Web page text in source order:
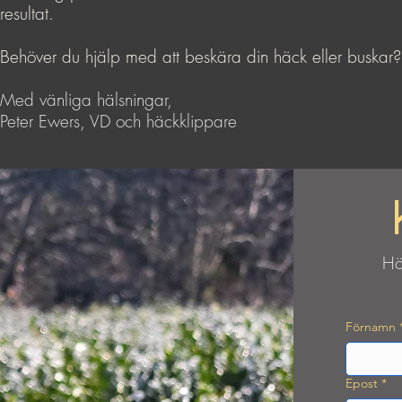
resultat.
Behöver du hjälp med att beskära din häck eller
Med vänliga hälsningar,
Peter Ewers, VD och häckklippare
Förnamn
Epost *